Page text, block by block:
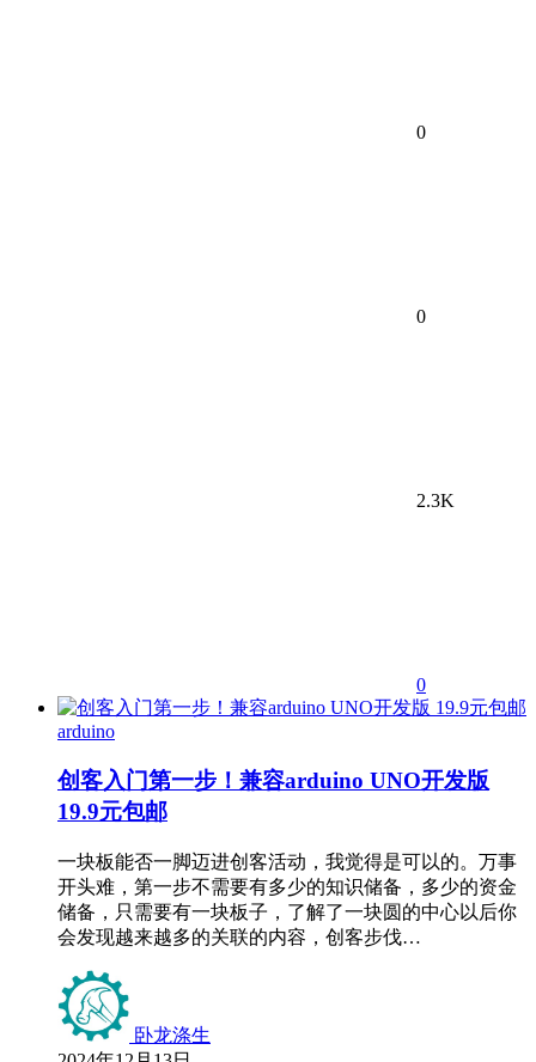
0
0
2.3K
0
arduino
创客入门第一步！兼容arduino UNO开发版
19.9元包邮
一块板能否一脚迈进创客活动，我觉得是可以的。万事
开头难，第一步不需要有多少的知识储备，多少的资金
储备，只需要有一块板子，了解了一块圆的中心以后你
会发现越来越多的关联的内容，创客步伐…
卧龙涤生